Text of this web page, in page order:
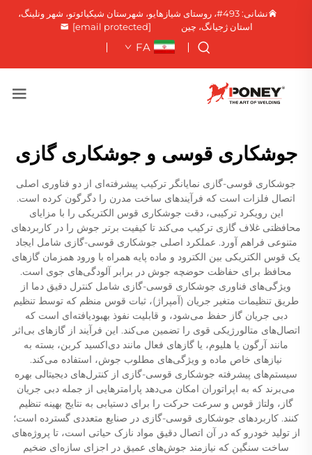
نشانی: 493#، روستای شیازهایو، شهرستان شیکیائوتو، شهر ونلینگ،
استان ژجیانگ، چین
[email protected]
FA
جوشکاری قوسی و جوشکاری گازی
جوشکاری قوسی-گازی نمایانگر ترکیب پیشرفته‌ای از دو فناوری اصلی
اتصال فلزات است که فرآیندهای ساخت مدرن را دگرگون کرده است.
این رویکرد ترکیبی، دقت جوشکاری قوس الکتریکی را با مزایای
محافظتی غلاف گازی ترکیب می‌کند تا کیفیت برتر جوش را در کاربردهای
متنوعی فراهم آورد. عملکرد اصلی جوشکاری قوسی-گازی شامل ایجاد
یک قوس الکتریکی بین الکترود و ماده پایه همراه با ورود همزمان گازهای
محافظ برای حفاظت حوضچه جوش در برابر آلودگی‌های جوی است.
ویژگی‌های فناوری جوشکاری قوسی-گازی شامل کنترل دقیق دما از
طریق تنظیمات متغیر جریان (آمپراژ)، ثبات قوس منظم که توسط تنظیم
دبی جریان گاز حفظ می‌شود، و قابلیت نفوذ بهبودیافته‌ای است که
اتصال‌های متالورژیکی قوی را تضمین می‌کند. این فرآیند از گازهای بی‌اثر
مانند آرگون یا هلیوم، یا گازهای فعال مانند دی‌اکسید کربن، بسته به
نیازهای خاص ماده و ویژگی‌های مطلوب جوش، استفاده می‌کند.
سیستم‌های پیشرفته جوشکاری قوسی-گازی از کنترل‌های دیجیتالی بهره
می‌برند که به اپراتوران امکان می‌دهد پارامترهایی از جمله دبی جریان
گاز، ولتاژ قوس و سرعت حرکت را برای دستیابی به نتایج بهینه تنظیم
کنند. کاربردهای جوشکاری قوسی-گازی در صنایع متعددی گسترده است؛
از تولید خودرو که در آن اتصال دقیق مواد نازک حیاتی است، تا پروژه‌های
ساخت سنگین که نیازمند جوش‌های عمیق در اجزای سازه‌ای ضخیم